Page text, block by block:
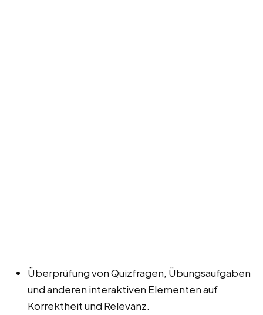
Überprüfung von Quizfragen, Übungsaufgaben
und anderen interaktiven Elementen auf
Korrektheit und Relevanz.